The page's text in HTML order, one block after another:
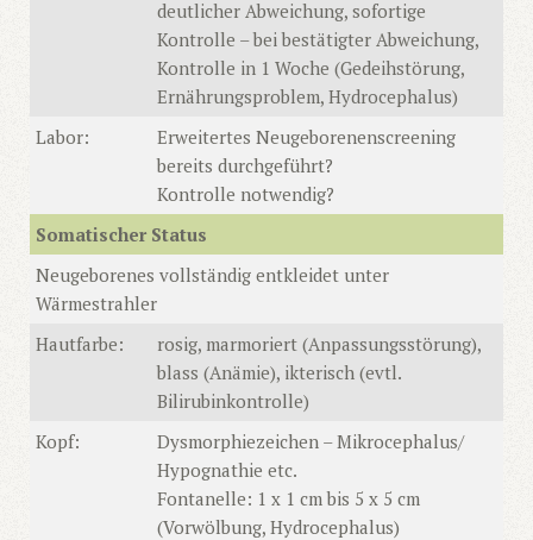
deutlicher Abweichung, sofortige
Kontrolle – bei bestätigter Abweichung,
Kontrolle in 1 Woche (Gedeihstörung,
Ernährungsproblem, Hydrocephalus)
Labor:
Erweitertes Neugeborenenscreening
bereits durchgeführt?
Kontrolle notwendig?
Somatischer Status
Neugeborenes vollständig entkleidet unter
Wärmestrahler
Hautfarbe:
rosig, marmoriert (Anpassungsstörung),
blass (Anämie), ikterisch (evtl.
Bilirubinkontrolle)
Kopf:
Dysmorphiezeichen – Mikrocephalus/
Hypognathie etc.
Fontanelle: 1 x 1 cm bis 5 x 5 cm
(Vorwölbung, Hydrocephalus)